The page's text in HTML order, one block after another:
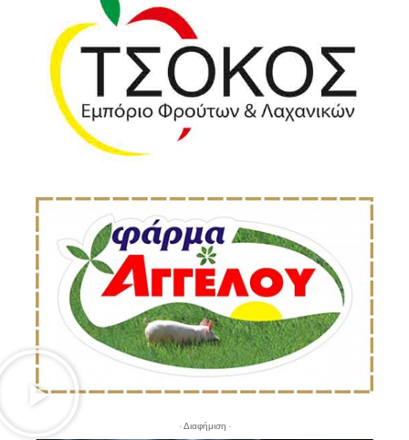
- Διαφήμιση -